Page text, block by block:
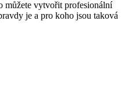
můžete vytvořit profesionální
je a pro koho jsou taková